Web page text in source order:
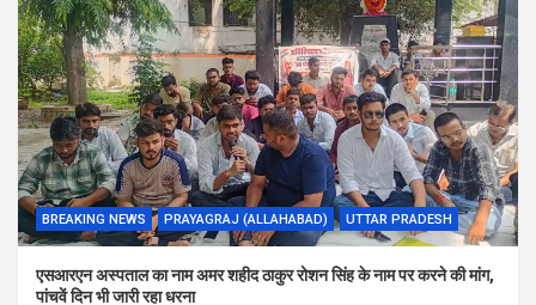
BREAKING NEWS PRAYAGRAJ (ALLAHABAD) UTTAR PRADESH
एसआरएन अस्पताल का नाम अमर शहीद ठाकुर रोशन सिंह के नाम पर करने की मांग,
पांचवें दिन भी जारी रहा धरना